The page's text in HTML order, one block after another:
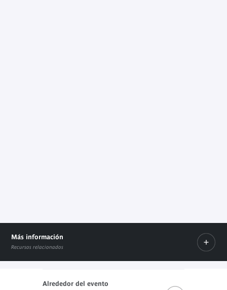
Más información
Recursos relacionados
Alrededor del evento